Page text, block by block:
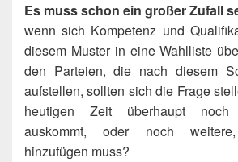
Es muss schon ein großer Zufall
wenn sich Kompetenz und
diesem Muster in eine Wahlliste
den Parteien, die nach diesem
aufstellen, sollten sich die Frage
heutigen Zeit überhaupt noch
auskommt, oder noch
hinzufügen muss?